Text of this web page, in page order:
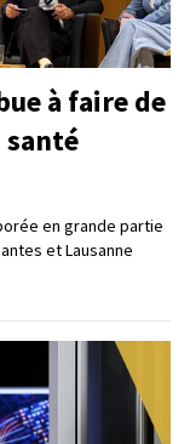
à faire de
santé
en grande partie
et Lausanne